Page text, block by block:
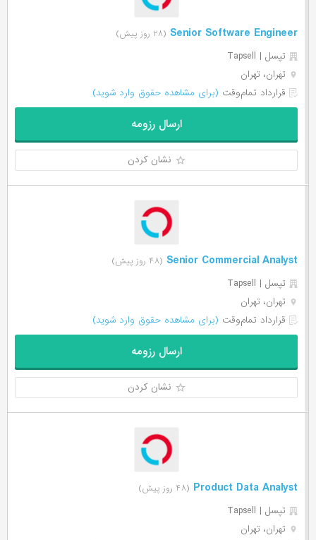
Senior Software Engineer (۲۸ روز پیش)
تپسل | Tapsell
تهران، تهران
قرارداد تمام‌وقت (برای مشاهده حقوق وارد شوید)
ارسال رزومه
نشان کردن
Senior Commercial Analyst (۴۸ روز پیش)
تپسل | Tapsell
تهران، تهران
قرارداد تمام‌وقت (برای مشاهده حقوق وارد شوید)
ارسال رزومه
نشان کردن
Product Data Analyst (۴۸ روز پیش)
تپسل | Tapsell
تهران، تهران